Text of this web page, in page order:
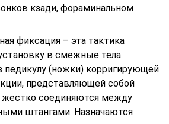
кзади, фораминальном
фиксация – эта тактика
в смежные тела
педикулу (ножки) корригирующей
представляющей собой
соединяются между
штангами. Назначаются